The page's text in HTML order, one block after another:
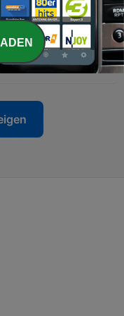
то забыла...